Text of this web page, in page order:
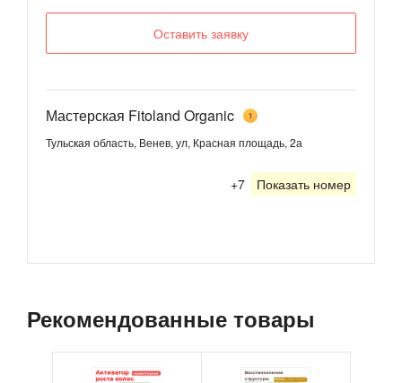
Оставить заявку
Мастерская Fitoland Organic 1
Тульская область, Венев, ул, Красная площадь, 2а
+7 Показать номер
Рекомендованные товары